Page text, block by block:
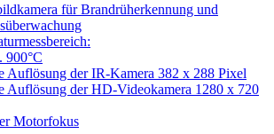
für Brandrüherkennung und
900°C
Auflösung der IR-Kamera 382 x 288 Pixel
Auflösung der HD-Videokamera 1280 x 720
Motorfokus